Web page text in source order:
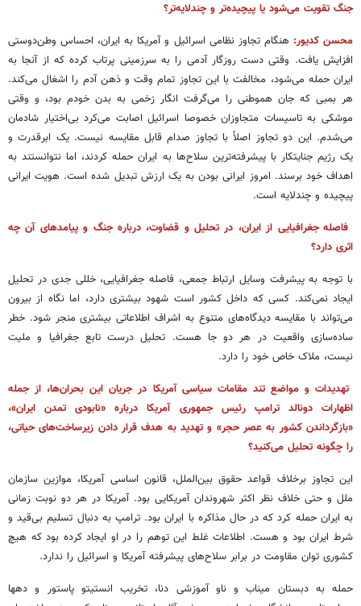
جنگ تقویت می‌شود یا پیچیده‌تر و چندلایه‌تر؟
محسن کدیور: هنگام تجاوز نظامی اسرائیل و آمریکا به ایران، احساس وطن‌دوستی
افزایش یافت. وقتی دست روزگار آدمی را به سرزمینی پرتاب کرده که از آنجا به
ایران حمله می‌شود، مخالفت با این تجاوز تمام وقت و ذهن آدم را اشغال می‌کند.
هر بمبی که جان هموطنی را می‌گرفت انگار زخمی به بدن خودم بود، و وقتی
موشکی به تاسیسات متجاوزان خصوصا اسرائیل اصابت می‌کرد بی‌اختیار شادمان
می‌شدم. این دو تجاوز اصلاً با تجاوز صدام قابل مقایسه نیست. یک ابرقدرت و
یک رژیم جنایتکار با پیشرفته‌ترین سلاح‌ها به ایران حمله کردند، اما نتوانستند به
اهداف خود برسند. امروز ایرانی بودن به یک ارزش تبدیل شده است. هویت ایرانی
پیچیده و چندلایه است.
فاصله جغرافیایی از ایران، در تحلیل و قضاوت، درباره جنگ و پیامدهای آن چه
اثری دارد؟
با توجه به پیشرفت وسایل ارتباط جمعی، فاصله جغرافیایی، خللی جدی در تحلیل
ایجاد نمی‌کند. کسی که داخل کشور است شهود بیشتری دارد، اما نگاه از بیرون
می‌تواند با مقایسه دیدگاه‌های متنوع به اشراف اطلاعاتی بیشتری منجر شود. خطر
ساده‌سازی واقعیت در هر دو جا هست. تحلیل درست تابع جغرافیا و ملیت
نیست، ملاک خاص خود را دارد.
تهدیدات و مواضع تند مقامات سیاسی آمریکا در جریان این بحران‌ها، از جمله
اظهارات دونالد ترامپ رئیس جمهوری آمریکا درباره «نابودی تمدن ایران»،
«بازگرداندن کشور به عصر حجر» و تهدید به هدف قرار دادن زیرساخت‌های حیاتی،
را چگونه تحلیل می‌کنید؟
این تجاوز برخلاف قواعد حقوق بین‌الملل، قانون اساسی آمریکا، موازین سازمان
ملل و حتی خلاف نظر اکثر شهروندان آمریکایی بود. آمریکا در هر دو نوبت زمانی
به ایران حمله کرد که در حال مذاکره با ایران بود. ترامپ به دنبال تسلیم بی‌قید و
شرط ایران بود و هست. اطلاعات غلط این توهم را در او ایجاد کرده بود که هیچ
کشوری توان مقاومت در برابر سلاح‌های پیشرفته آمریکا و اسرائیل را ندارد.
حمله به دبستان میناب و ناو آموزشی دنا، تخریب انستیتو پاستور و دهها